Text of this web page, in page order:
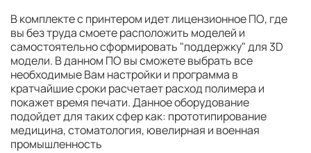
В комплекте с принтером идет лицензионное ПО, где
вы без труда смоете расположить моделей и
самостоятельно сформировать "поддержку" для 3D
модели. В данном ПО вы сможете выбрать все
необходимые Вам настройки и программа в
кратчайшие сроки расчетает расход полимера и
покажет время печати. Данное оборудование
подойдет для таких сфер как: прототипирование
медицина, стоматология, ювелирная и военная
промышленность